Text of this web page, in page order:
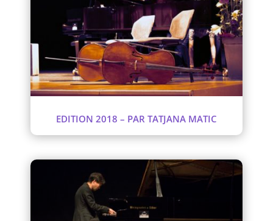
EDITION 2018 – PAR TATJANA MATIC